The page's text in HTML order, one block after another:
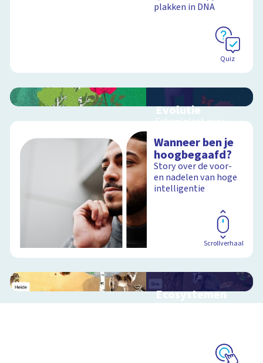
plakken in DNA
Quiz
Evolutie
Schoolplaat over
geologische
tijdschaal
Wanneer ben je
hoogbegaafd?
Story over de voor-
en nadelen van hoge
intelligentie
Scrollverhaal
Ecosystemen
Interactieve